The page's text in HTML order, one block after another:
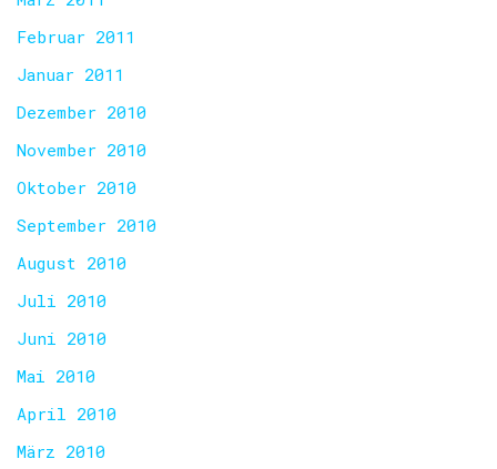
Februar 2011
Januar 2011
Dezember 2010
November 2010
Oktober 2010
September 2010
August 2010
Juli 2010
Juni 2010
Mai 2010
April 2010
März 2010